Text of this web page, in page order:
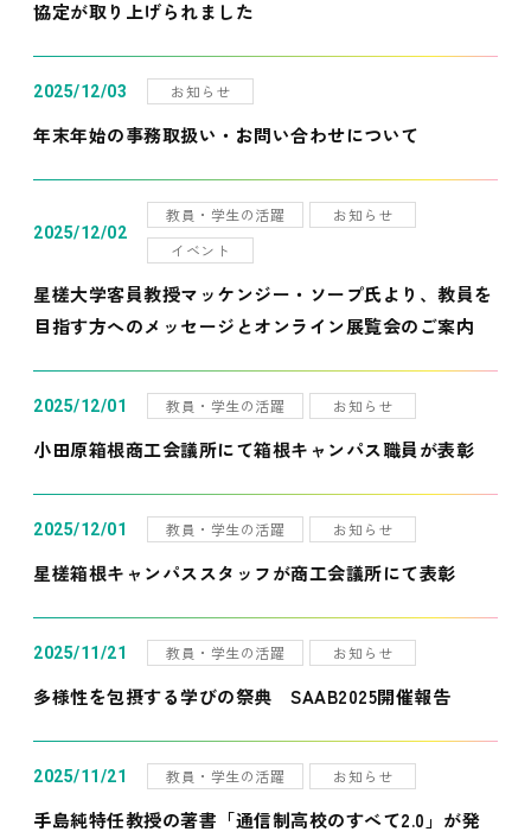
協定が取り上げられました
2025/12/03 お知らせ
年末年始の事務取扱い・お問い合わせについて
2025/12/02
教員・学生の活躍
お知らせ
イベント
星槎大学客員教授マッケンジー・ソープ氏より、教員を
目指す方へのメッセージとオンライン展覧会のご案内
2025/12/01 教員・学生の活躍 お知らせ
小田原箱根商工会議所にて箱根キャンパス職員が表彰
2025/12/01 教員・学生の活躍 お知らせ
星槎箱根キャンパススタッフが商工会議所にて表彰
2025/11/21 教員・学生の活躍 お知らせ
多様性を包摂する学びの祭典 SAAB2025開催報告
2025/11/21 教員・学生の活躍 お知らせ
手島純特任教授の著書「通信制高校のすべて2.0」が発